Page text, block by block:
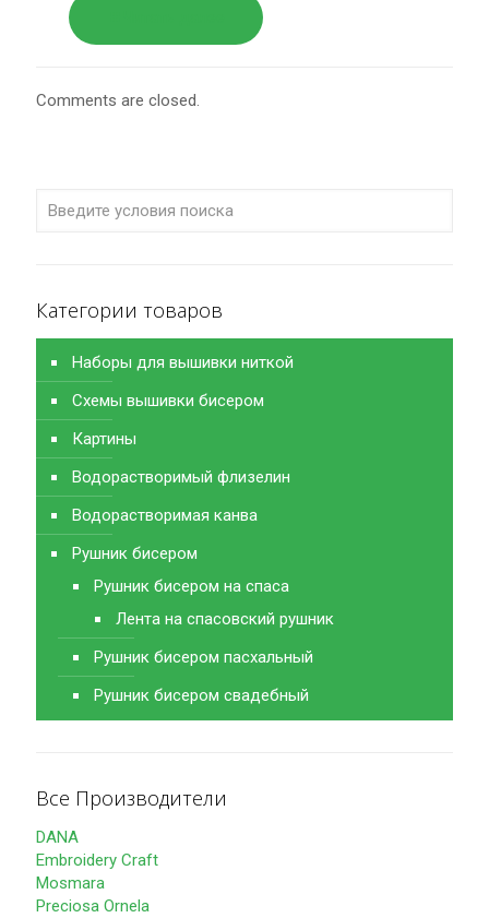
Comments are closed.
Категории товаров
Наборы для вышивки ниткой
Схемы вышивки бисером
Картины
Водорастворимый флизелин
Водорастворимая канва
Рушник бисером
Рушник бисером на спаса
Лента на спасовский рушник
Рушник бисером пасхальный
Рушник бисером свадебный
Все Производители
DANA
Embroidery Craft
Mosmara
Preciosa Ornela